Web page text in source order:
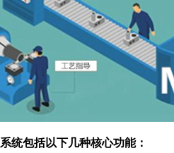
统包括以下几种核心功能：